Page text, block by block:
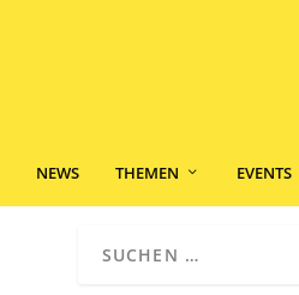
NEWS THEMEN EVENTS